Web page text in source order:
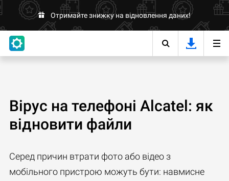
Отримайте знижку на відновлення даних!
Вірус на телефоні Alcatel: як
відновити файли
Серед причин втрати фото або відео з
мобільного пристрою можуть бути: навмисне